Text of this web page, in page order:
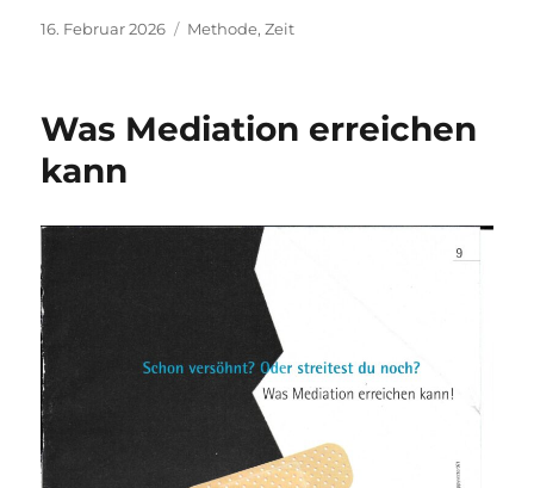
Veröffentlicht
16. Februar 2026 Schlagwörter
Methode,Zeit
Was Mediation erreichen
kann